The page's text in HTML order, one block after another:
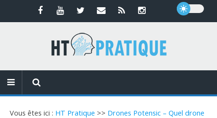
Vous êtes ici : HT Pratique >> Drones Potensic – Quel drone